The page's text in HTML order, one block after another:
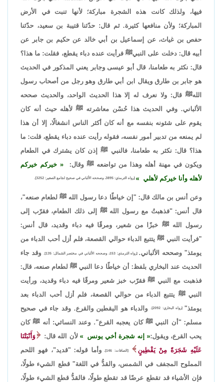
فيها، ولذلك كانت هذه الشجرة مباركة؛ لأنها تنبت في الأرض
المباركة؛ ولأن منافعها كثيرة. ثم قال: حدّثنا قتيبة بن سعيد، حدّثنا
حفص بن غياث، عن إسماعيل بن أبي خالد عن حكيم بن جابر عن
أبيه قال: دخلت على النبيﷺ فرأيت عنده دباء يقطع، فقلت: ما هذا؟
قال: نكثر به طعامنا، قال أبو عيسى وجابر يعني المذكور في الحديث
هو جابر بن طارق ويقال ابن أبي طارق وهو رجل من أصحاب رسول
اللهﷺ قال: ولا نعرف له إلا هذا الحديث الواحد، والحديث صححه
الألباني. وفي الحديث هذا حُسْن معاشرته ﷺ لأهله حيث أنه كان
يقوم على شئونه بنفسه مع أنه كان أكثر الناس انشغالًا، إلا أن هذا
لم يمنعه من تدبير أمور نفسه، فقوله رأيت عنده دباء يقطع، قلت: ما
هذا؟ قال: نكثر به طعامنا، فالنبي ﷺ إذن كان يشترك في الطعام
ويكون في مهنة أهله وهذا من تواضعه ﷺ وقال:
خيركم خيركم
لأهله وأنا خيركم لأهلي
[رواه الترمذي: 3895، وصححه الألباني في صحيح لجامع الصغير: 3252].
وعن أنس بن مالك قال: "إن خياطًا دعا رسول الله ﷺ لطعام صنعه"،
قال أنس: "فذهبتُ مع رسول الله ﷺ إلى ذلك الطعام، فقرّب إلى
رسول الله ﷺ خبزًا من شعير، ومرقًا فيه دباء وقديد، قال أنس:
"فرأيت النبي ﷺ يتتبع الدباء حوالي القصعة، فلم أزل أحب الدباء من
يومئذ" وصححه الألباني. [رواه الترمذي: 153، وصححه الألباني في مختصر الشمائل: 135].
وقد جاء
الحديث عند البخاري بلفظ: أن خياطًا دعا النبي ﷺ لطعام صنعه، قال:
فذهبت مع النبي ﷺ فقرّب خبز شعير ومرقًا فيه دباء وقديد، ورأيت
النبي ﷺ يتتبع الدباء من حوالي القصعة، فلم أزل أحب الدباء بعد
يومئذ" [رواه البخاري: 2092].
والدباء هو اليقطين والقرع. وقد جاء في صحيح
مسلم: "أن النبي ﷺ كان يعجبه القرع". وعند النسائي: أنه ﷺ كان
يحب القرع، ويقول:
إنه شجرة أخي يونس لأن الله قال:
وَأَنْبَتْنَا
عَلَيْهِ شَجَرَةً مِنْ يَقْطِينٍ
[الصافات: 146].
وأما قوله: "قديد"، فهو اللحم
المملوح المجفف في الشمس، والقدُّ في اللغة" قطع الشيء طولًا،
فإن الأشياء قد تقطع عرضًا قد تقطع طولًا، فالقدُّ قطع الشيء طولًا،